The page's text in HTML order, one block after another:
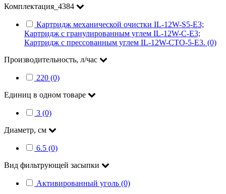
Комплектация_4384
Картридж механической очистки IL-12W-S5-E3;
Картридж с гранулированным углем IL-12W-C-E3;
Картридж с прессованным углем IL-12W-CTO-5-E3. (0)
Производительность, л/час
220 (0)
Единиц в одном товаре
3 (0)
Диаметр, см
6.5 (0)
Вид фильтрующей засыпки
Активированный уголь (0)